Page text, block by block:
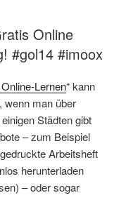
Online
#gol14 #imoox
Lernen“ kann
wenn man über
Städten gibt
– zum Beispiel
Arbeitsheft
herunterladen
– oder sogar